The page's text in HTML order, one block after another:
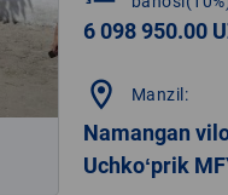
6 098 950.00
location_on Manzil:
Namangan
Uchkoʻprik